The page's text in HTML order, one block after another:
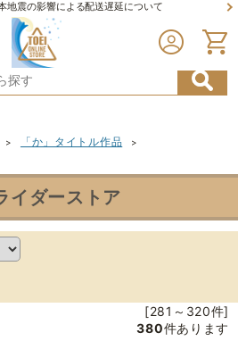
地震の影響による配送遅延について
> 「か」タイトル作品 >
イダーストア
[281～320件]
380件あります